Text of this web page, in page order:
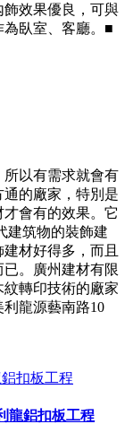
效果優良，可與
臥室、客廳。■
以有需求就會有
的廠家，特別是
會有的效果。它
建筑物的裝飾建
材好得多，而且
。廣州建材有限
轉印技術的廠家
龍源藝南路10
龍鋁扣板工程